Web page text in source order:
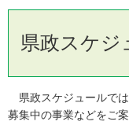
県政スケジ
県政スケジュールでは
募集中の事業などをご